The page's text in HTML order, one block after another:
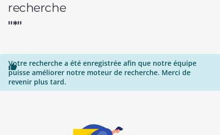
recherche
"*"

Votre recherche a été enregistrée afin que notre équipe
puisse améliorer notre moteur de recherche. Merci de
revenir plus tard.